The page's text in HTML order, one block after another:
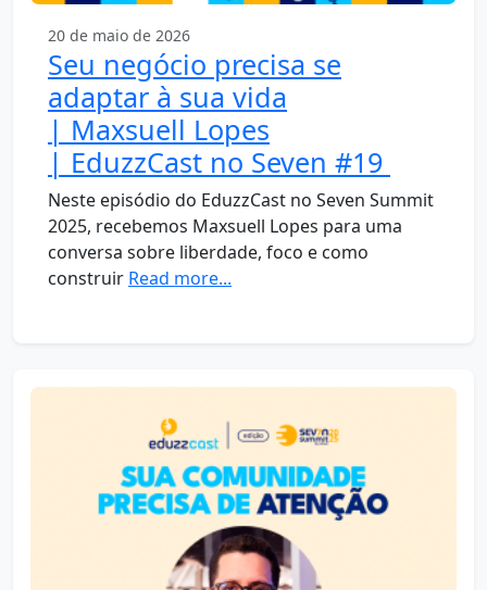
20 de maio de 2026
Seu negócio precisa se
adaptar à sua vida
| Maxsuell Lopes
| EduzzCast no Seven #19
Neste episódio do EduzzCast no Seven Summit
2025, recebemos Maxsuell Lopes para uma
conversa sobre liberdade, foco e como
construir Read more...